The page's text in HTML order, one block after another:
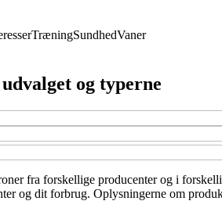
TræningSundhedVaner
og typerne
fra forskellige producenter og i
og dit forbrug. Oplysningerne om